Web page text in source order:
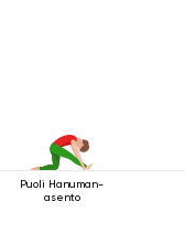
Puoli Hanuman-
asento